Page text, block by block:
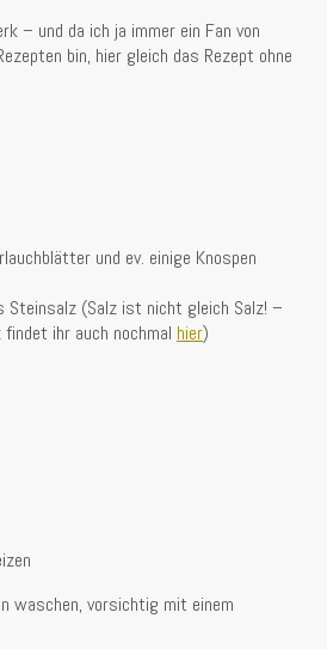
– und da ich ja immer ein Fan von
bin, hier gleich das Rezept ohne
und ev. einige Knospen
Steinsalz (Salz ist nicht gleich Salz! –
ihr auch nochmal hier)
waschen, vorsichtig mit einem